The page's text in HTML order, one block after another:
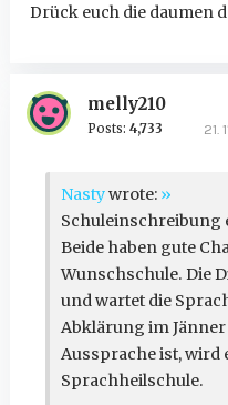
Drück euch die daumen
melly210
Posts: 4,733 21.
Nastywrote: »
Schuleinschreibung
Beide haben gute
Wunschschule. Die
und wartet die
Abklärung im Jänner
Aussprache ist, wird
Sprachheilschule.